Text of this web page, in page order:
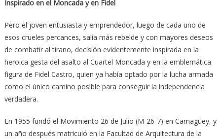
Inspirado en el Moncada y en Fidel
Pero el joven entusiasta y emprendedor, luego de cada uno de
esos crueles percances, salía más rebelde y con mayores deseos
de combatir al tirano, decisión evidentemente inspirada en la
heroica gesta del asalto al Cuartel Moncada y en la emblemática
figura de Fidel Castro, quien ya había optado por la lucha armada
como el único camino posible para conseguir la independencia
verdadera.
En 1955 fundó el Movimiento 26 de Julio (M-26-7) en Camagüey, y
un año después matriculó en la Facultad de Arquitectura de la